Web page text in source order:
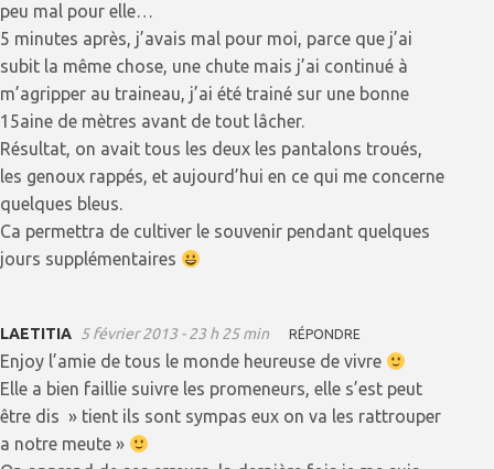
peu mal pour elle…
5 minutes après, j’avais mal pour moi, parce que j’ai
subit la même chose, une chute mais j’ai continué à
m’agripper au traineau, j’ai été trainé sur une bonne
15aine de mètres avant de tout lâcher.
Résultat, on avait tous les deux les pantalons troués,
les genoux rappés, et aujourd’hui en ce qui me concerne
quelques bleus.
Ca permettra de cultiver le souvenir pendant quelques
jours supplémentaires
LAETITIA 5 février 2013 - 23 h 25 min RÉPONDRE
Enjoy l’amie de tous le monde heureuse de vivre
Elle a bien faillie suivre les promeneurs, elle s’est peut
être dis » tient ils sont sympas eux on va les rattrouper
a notre meute »